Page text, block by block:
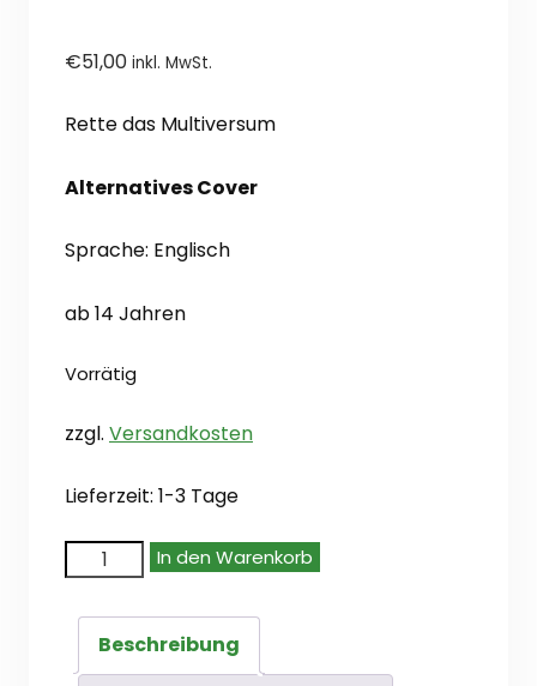
€51,00 inkl. MwSt.
Rette das Multiversum
Alternatives Cover
Sprache: Englisch
ab 14 Jahren
Vorrätig
zzgl. Versandkosten
Lieferzeit: 1-3 Tage
D&D
of
In den Warenkorb
Beschreibung